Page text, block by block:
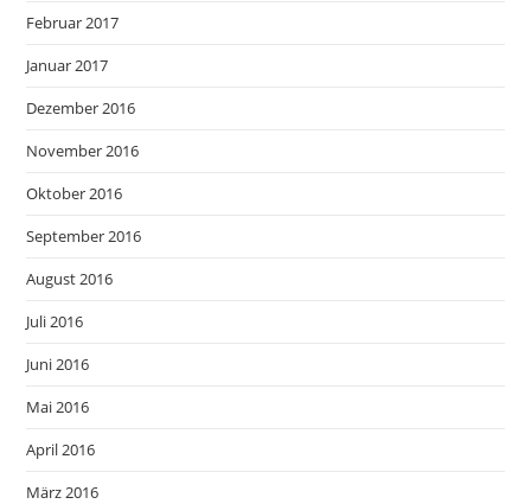
Februar 2017
Januar 2017
Dezember 2016
November 2016
Oktober 2016
September 2016
August 2016
Juli 2016
Juni 2016
Mai 2016
April 2016
März 2016